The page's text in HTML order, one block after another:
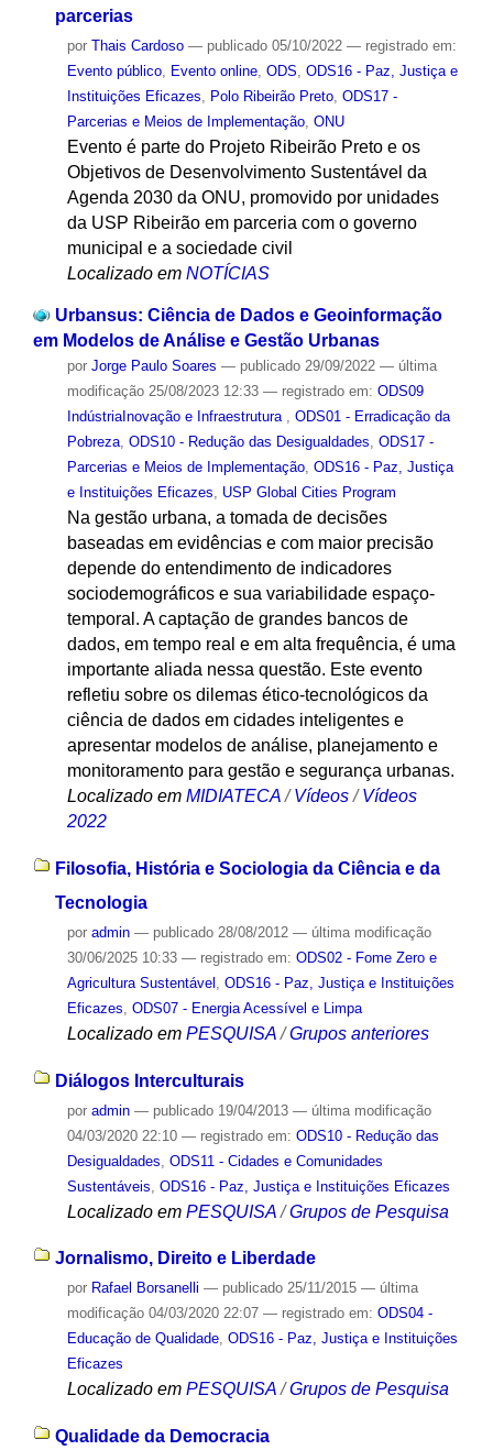
parcerias
por Thais Cardoso — publicado05/10/2022 — registrado em:
Evento público, Evento online, ODS ODS16 - Paz, Justiça e
Instituições Eficazes
Polo Ribeirão Preto, ODS17 -
Parcerias e Meios de Implementação, ONU
Evento é parte do Projeto Ribeirão Preto e os
Objetivos de Desenvolvimento Sustentável da
Agenda 2030 da ONU, promovido por unidades
da USP Ribeirão em parceria com o governo
municipal e a sociedade civil
Localizado em NOTÍCIAS
Urbansus: Ciência de Dados e Geoinformação
em Modelos de Análise e Gestão Urbanas
por Jorge Paulo Soares — publicado29/09/2022 — última
modificação25/08/2023 12:33 — registrado em: ODS09
IndústriaInovação e Infraestrutura , ODS01 - Erradicação da
Pobreza, ODS10 - Redução das Desigualdades, ODS17 -
Parcerias e Meios de Implementação, ODS16 - Paz, Justiça
e Instituições Eficazes, USP Global Cities Program
Na gestão urbana, a tomada de decisões
baseadas em evidências e com maior precisão
depende do entendimento de indicadores
sociodemográficos e sua variabilidade espaço-
temporal. A captação de grandes bancos de
dados, em tempo real e em alta frequência, é uma
importante aliada nessa questão. Este evento
refletiu sobre os dilemas ético-tecnológicos da
ciência de dados em cidades inteligentes e
apresentar modelos de análise, planejamento e
monitoramento para gestão e segurança urbanas.
Localizado em MIDIATECA /Vídeos /Vídeos
2022
Filosofia, História e Sociologia da Ciência e da
Tecnologia
por admin — publicado28/08/2012 — última modificação
30/06/2025 10:33 — registrado em: ODS02 - Fome Zero e
Agricultura Sustentável , ODS16 - Paz, Justiça e Instituições
Eficazes, ODS07 - Energia Acessível e Limpa
Localizado em PESQUISA /Grupos anteriores
Diálogos Interculturais
por admin — publicado19/04/2013 — última modificação
04/03/2020 22:10 — registrado em: ODS10 - Redução das
Desigualdades ODS11 - Cidades e Comunidades
Sustentáveis ODS16 - Paz, Justiça e Instituições Eficazes
Localizado em PESQUISA /Grupos de Pesquisa
Jornalismo, Direito e Liberdade
por Rafael Borsanelli — publicado25/11/2015 — última
modificação04/03/2020 22:07 — registrado em: ODS04 -
Educação de Qualidade, ODS16 - Paz, Justiça e Instituições
Eficazes
Localizado em PESQUISA /Grupos de Pesquisa
Qualidade da Democracia